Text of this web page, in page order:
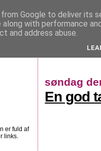
søndag
En god
er fuld af
links.
Google to deliver its
along with performance
and address abuse.